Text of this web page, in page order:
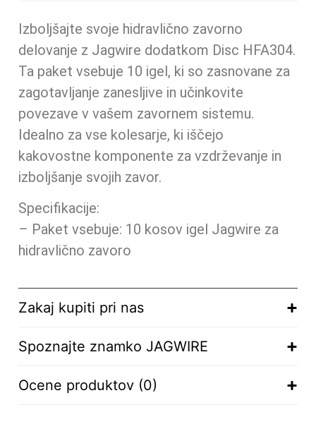
Izboljšajte svoje hidravlično zavorno
delovanje z Jagwire dodatkom Disc HFA304.
Ta paket vsebuje 10 igel, ki so zasnovane za
zagotavljanje zanesljive in učinkovite
povezave v vašem zavornem sistemu.
Idealno za vse kolesarje, ki iščejo
kakovostne komponente za vzdrževanje in
izboljšanje svojih zavor.
Specifikacije:
– Paket vsebuje: 10 kosov igel Jagwire za
hidravlično zavoro
Zakaj kupiti pri nas
Spoznajte znamko JAGWIRE
Ocene produktov (0)